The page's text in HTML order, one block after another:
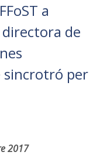
a
de
sincrotró per
2017